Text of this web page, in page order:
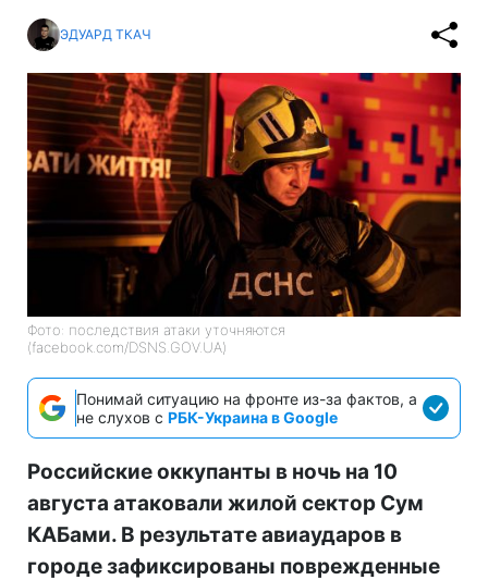
ЭДУАРД ТКАЧ
Фото: последствия атаки уточняются
(facebook.com/DSNS.GOV.UA)
Понимай ситуацию на фронте из-за фактов, а
не слухов с РБК-Украина в Google
Российские оккупанты в ночь на 10
августа атаковали жилой сектор Сум
КАБами. В результате авиаударов в
городе зафиксированы поврежденные